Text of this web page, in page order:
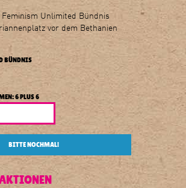
Unlimited Bündnis
vor dem Bethanien
BÜNDNIS
6 PLUS 6
BITTE NOCHMAL!